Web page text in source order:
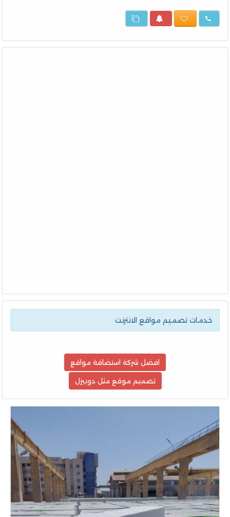
خدمات تصميم مواقع الانترنت
افضل شركة استضافة مواقع
تصميم موقع مثل دوبيزل